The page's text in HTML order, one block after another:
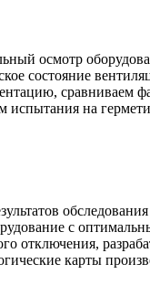
осмотр
состояние
сравниваем
на
с
отключения,
карты